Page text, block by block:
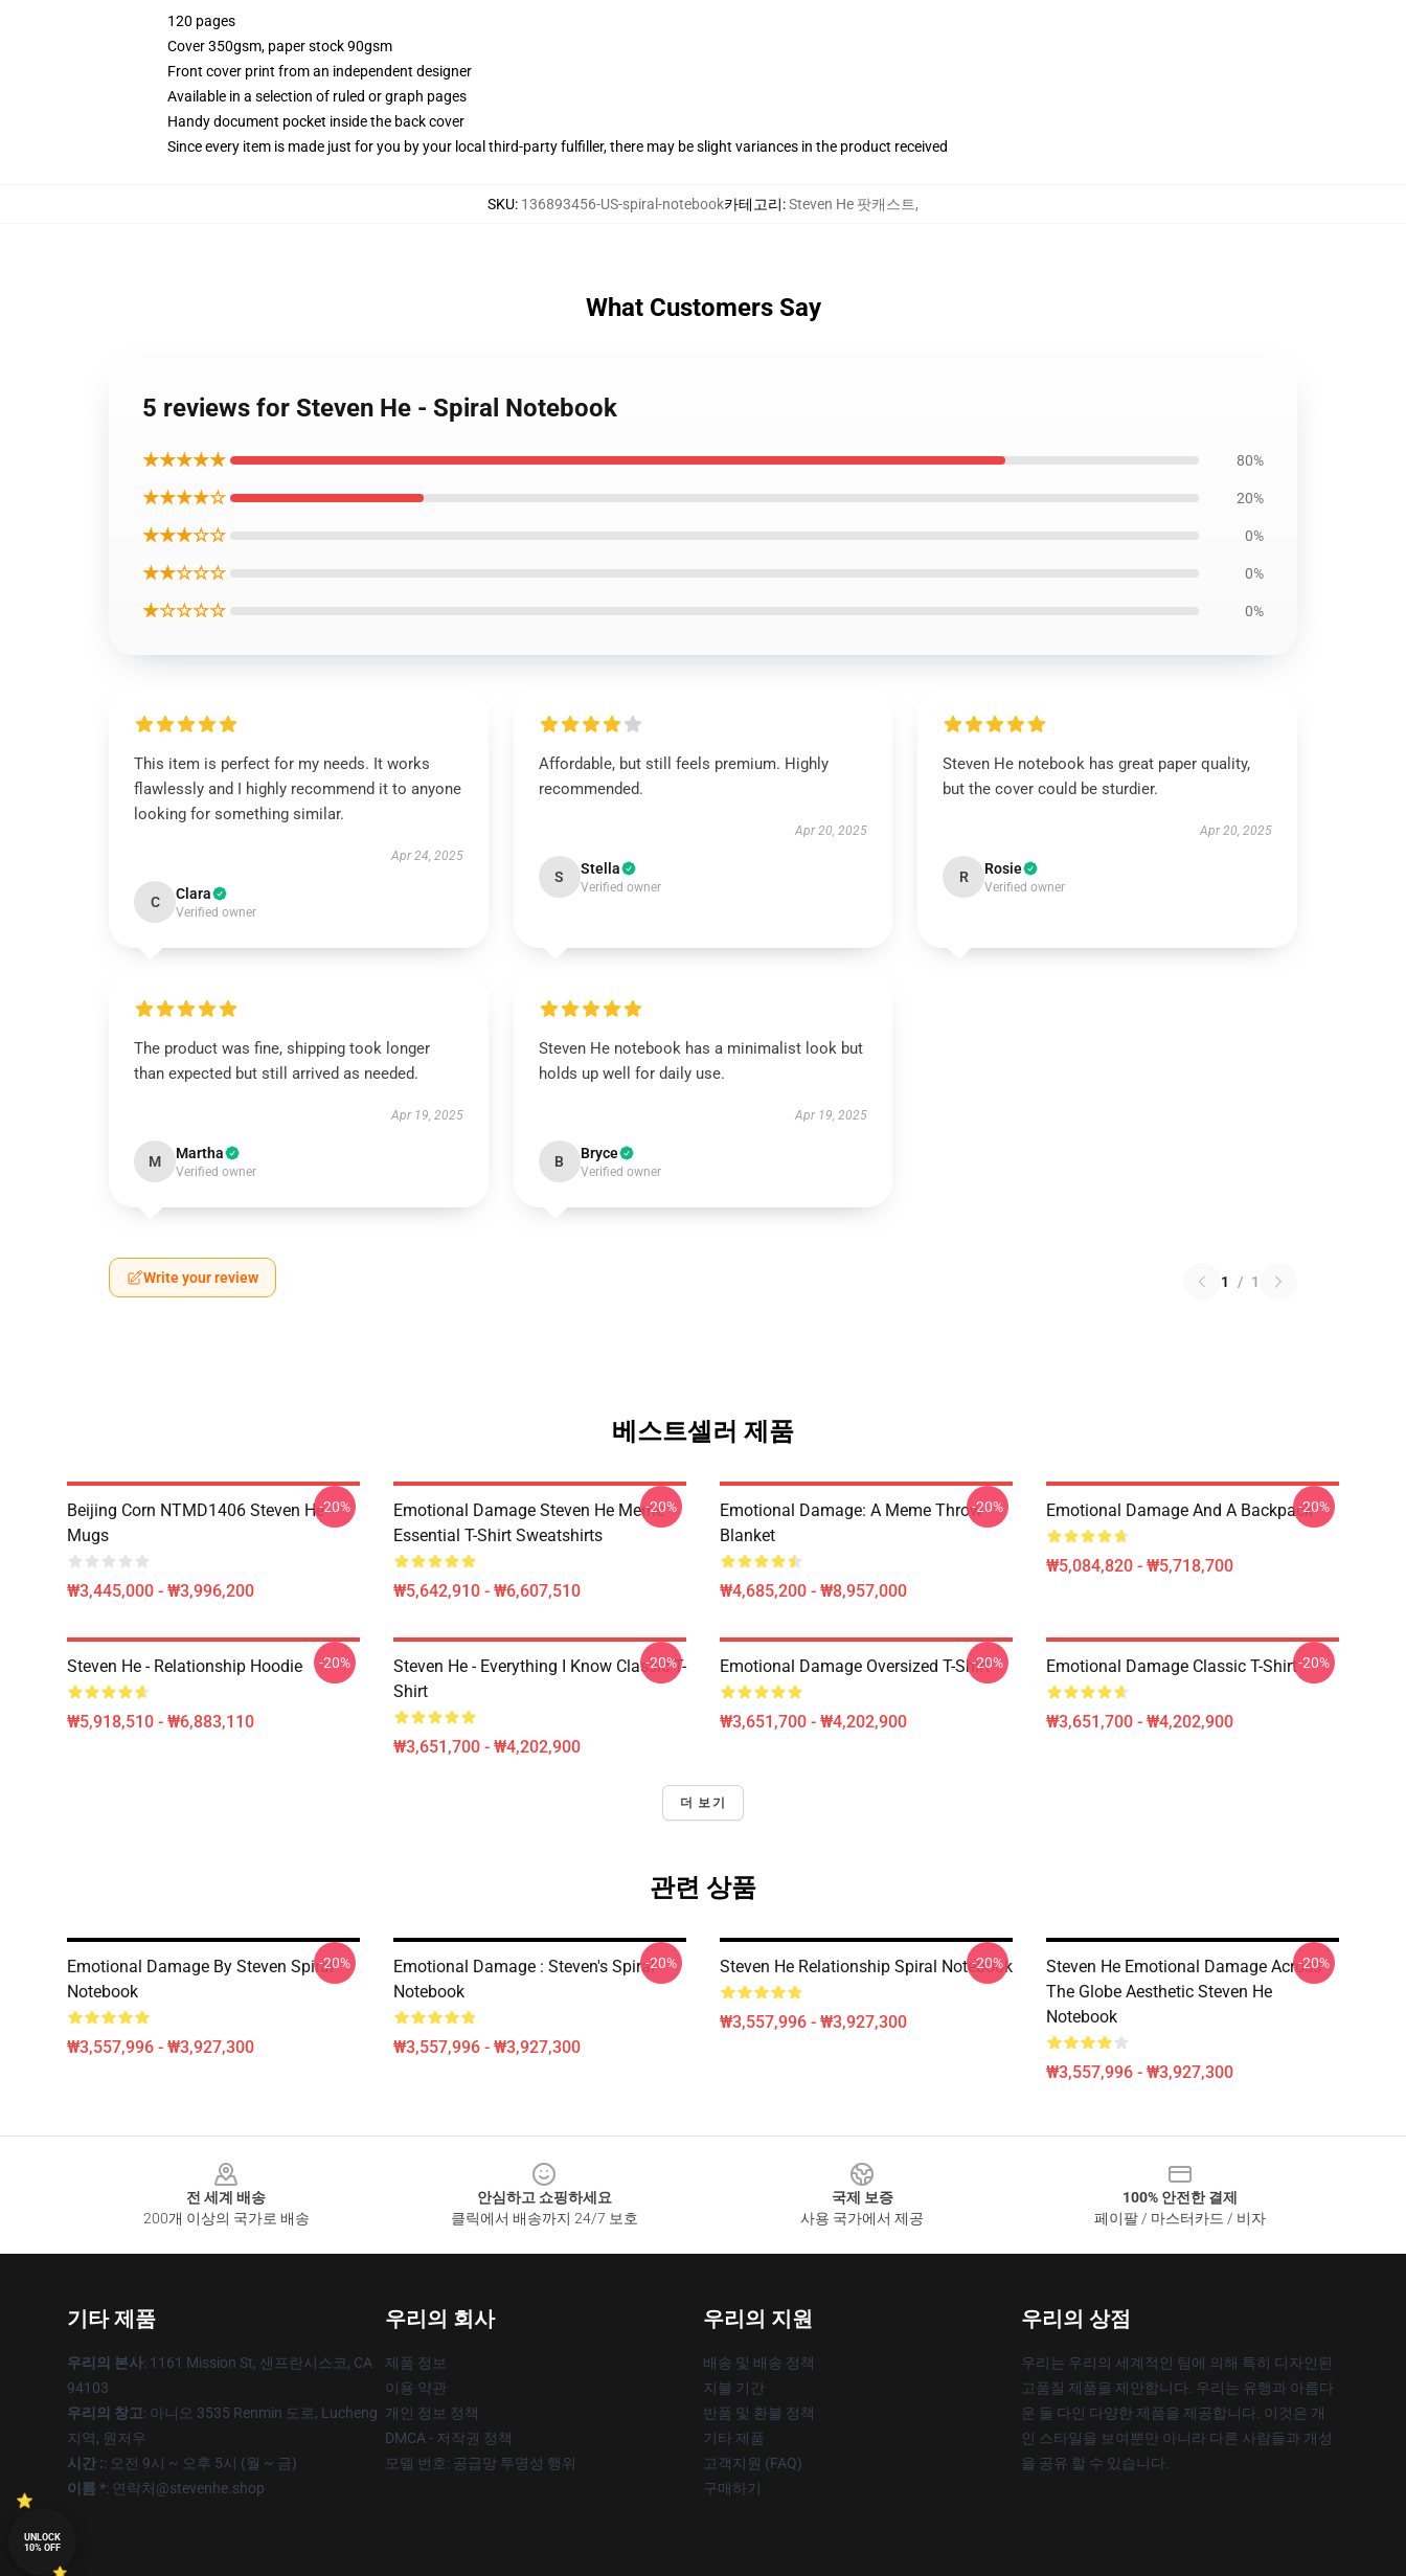
120 pages
Cover 350gsm, paper stock 90gsm
Front cover print from an independent designer
Available in a selection of ruled or graph pages
Handy document pocket inside the back cover
Since every item is made just for you by your local third-party fulfiller, there may be slight variances in the product received
SKU: 136893456-US-spiral-notebook카테고리:Steven He 팟캐스트,
What Customers Say
5 reviews for Steven He - Spiral Notebook
★★★★★ 80%
★★★★☆ 20%
★★★☆☆ 0%
★★☆☆☆ 0%
★☆☆☆☆ 0%
This item is perfect for my needs. It works
flawlessly and I highly recommend it to anyone
looking for something similar.
Apr 24, 2025
C Clara
Verified owner
Affordable, but still feels premium. Highly
recommended.
Apr 20, 2025
S Stella
Verified owner
Steven He notebook has great paper quality,
but the cover could be sturdier.
Apr 20, 2025
R Rosie
Verified owner
The product was fine, shipping took longer
than expected but still arrived as needed.
Apr 19, 2025
M Martha
Verified owner
Steven He notebook has a minimalist look but
holds up well for daily use.
Apr 19, 2025
B Bryce
Verified owner
Write your review 1 / 1
베스트셀러 제품
Beijing Corn NTMD1406 Steven He
Mugs
₩3,445,000 - ₩3,996,200
-20%
Emotional Damage Steven He Meme
Essential T-Shirt Sweatshirts
₩5,642,910 - ₩6,607,510
-20%
Emotional Damage: A Meme Throw
Blanket
₩4,685,200 - ₩8,957,000
-20% Emotional Damage And A Backpack
₩5,084,820 - ₩5,718,700
-20%
Steven He - Relationship Hoodie
₩5,918,510 - ₩6,883,110
-20%
Steven He - Everything I Know Classic T-
Shirt
₩3,651,700 - ₩4,202,900
-20% Emotional Damage Oversized T-Shirt
₩3,651,700 - ₩4,202,900
-20% Emotional Damage Classic T-Shirt
₩3,651,700 - ₩4,202,900
-20%
더 보기
관련 상품
Emotional Damage By Steven Spiral
Notebook
₩3,557,996 - ₩3,927,300
-20%
Emotional Damage : Steven's Spiral
Notebook
₩3,557,996 - ₩3,927,300
-20% Steven He Relationship Spiral Notebook
₩3,557,996 - ₩3,927,300
-20%
Steven He Emotional Damage Across
The Globe Aesthetic Steven He
Notebook
₩3,557,996 - ₩3,927,300
-20%
전 세계 배송
200개 이상의 국가로 배송
안심하고 쇼핑하세요
클릭에서 배송까지 24/7 보호
국제 보증
사용 국가에서 제공
100% 안전한 결제
페이팔 / 마스터카드 / 비자
기타 제품
우리의 본사: 1161 Mission St, 샌프란시스코, CA
94103
우리의 창고: 아니오 3535 Renmin 도로, Lucheng
지역, 원저우
시간 :: 오전 9시 ~ 오후 5시 (월 ~ 금)
이름 *: 연락처@stevenhe.shop
우리의 회사
제품 정보
이용 약관
개인 정보 정책
DMCA - 저작권 정책
모델 번호: 공급망 투명성 행위
우리의 지원
배송 및 배송 정책
지불 기간
반품 및 환불 정책
기타 제품
고객지원 (FAQ)
구매하기
우리의 상점
우리는 우리의 세계적인 팀에 의해 특히 디자인된
고품질 제품을 제안합니다. 우리는 유행과 아름다
운 둘 다인 다양한 제품을 제공합니다. 이것은 개
인 스타일을 보여뿐만 아니라 다른 사람들과 개성
을 공유 할 수 있습니다.
UNLOCK
10% OFF